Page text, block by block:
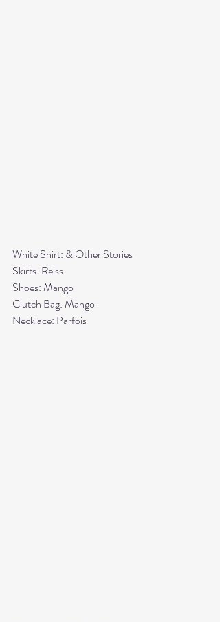
White Shirt: & Other Stories
Skirts: Reiss
Shoes: Mango
Clutch Bag: Mango
Necklace: Parfois